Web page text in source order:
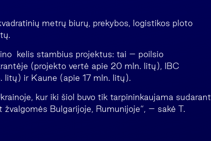
metrų biurų, prekybos, logistikos ploto
kelis stambius projektus: tai – poilsio
(projekto vertė apie 20 mln. litų), IBC
litų) ir Kaune (apie 17 mln. litų).
kur iki šiol buvo tik tarpininkaujama sudarant
Bulgarijoje, Rumunijoje“, – sakė T.